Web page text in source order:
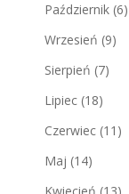
Październik (6)
Wrzesień (9)
Sierpień (7)
Lipiec (18)
Czerwiec (11)
Maj (14)